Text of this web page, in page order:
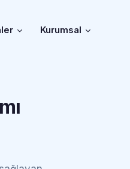
Kurumsal